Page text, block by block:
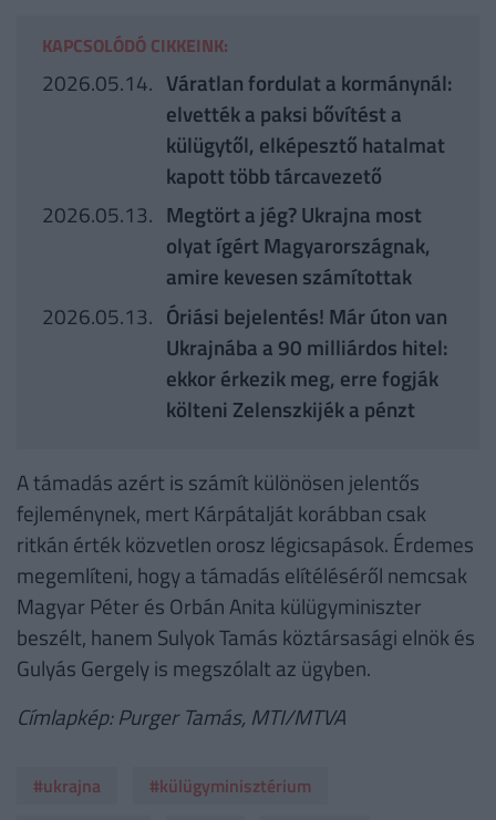
KAPCSOLÓDÓ CIKKEINK:
2026.05.14. Váratlan fordulat a kormánynál:
elvették a paksi bővítést a
külügytől, elképesztő hatalmat
kapott több tárcavezető
2026.05.13. Megtört a jég? Ukrajna most
olyat ígért Magyarországnak,
amire kevesen számítottak
2026.05.13. Óriási bejelentés! Már úton van
Ukrajnába a 90 milliárdos hitel:
ekkor érkezik meg, erre fogják
költeni Zelenszkijék a pénzt
A támadás azért is számít különösen jelentős
fejleménynek, mert Kárpátalját korábban csak
ritkán érték közvetlen orosz légicsapások. Érdemes
megemlíteni, hogy a támadás elítéléséről nemcsak
Magyar Péter és Orbán Anita külügyminiszter
beszélt, hanem Sulyok Tamás köztársasági elnök és
Gulyás Gergely is megszólalt az ügyben.
Címlapkép: Purger Tamás, MTI/MTVA
#ukrajna
#külügyminisztérium